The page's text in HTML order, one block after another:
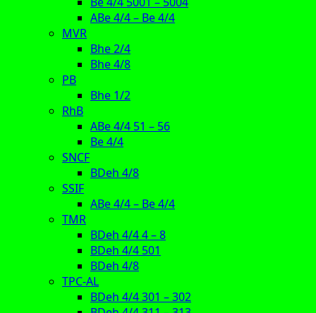
ABe 4/4 – Be 4/4
MVR
Bhe 2/4
Bhe 4/8
PB
Bhe 1/2
RhB
ABe 4/4 51 – 56
Be 4/4
SNCF
BDeh 4/8
SSIF
ABe 4/4 – Be 4/4
TMR
BDeh 4/4 4 – 8
BDeh 4/4 501
BDeh 4/8
TPC-AL
BDeh 4/4 301 – 302